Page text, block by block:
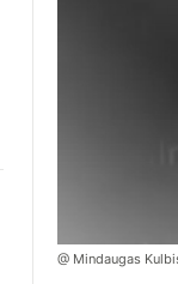
@ Mindaugas